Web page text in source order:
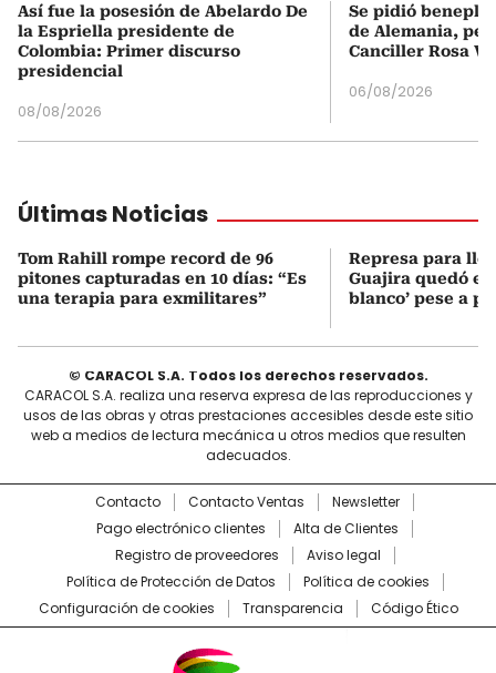
Así fue la posesión de Abelardo De
la Espriella presidente de
Colombia: Primer discurso
presidencial
08/08/2026
Se pidió
de Alemania,
Canciller Rosa
06/08/2026
Últimas Noticias
Tom Rahill rompe record de 96
pitones capturadas en 10 días: “Es
una terapia para exmilitares”
Represa para
Guajira quedó en
blanco’ pese a
© CARACOL S.A. Todos los derechos reservados.
CARACOL S.A. realiza una reserva expresa de las reproducciones y
usos de las obras y otras prestaciones accesibles desde este sitio
web a medios de lectura mecánica u otros medios que resulten
adecuados.
Contacto Contacto Ventas
Newsletter
Pago electrónico clientes
Alta de Clientes
Registro de proveedores
Aviso legal
Política de Protección de Datos
Política de cookies
Configuración de cookies
Transparencia Código Ético